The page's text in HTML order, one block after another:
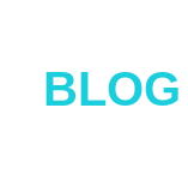
BLOG